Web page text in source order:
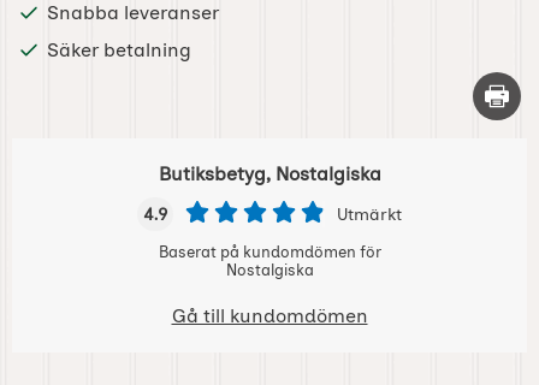
Snabba leveranser
Säker betalning
Skriv
Butiksbetyg, Nostalgiska
4.9 Utmärkt
Baserat på kundomdömen för
Nostalgiska
Gå till kundomdömen